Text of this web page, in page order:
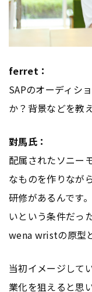
ferret：
SAPのオーディシ
か？背景などを教
對馬氏：
配属されたソニー
なものを作りなが
研修があるんです
いという条件だっ
wena wristの原型
当初イメージして
業化を狙えると思